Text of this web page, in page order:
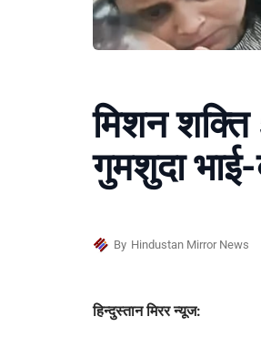
मिशन
गुमशुदा
By Hindustan Mirror News
हिन्दुस्तान मिरर न्यूज: